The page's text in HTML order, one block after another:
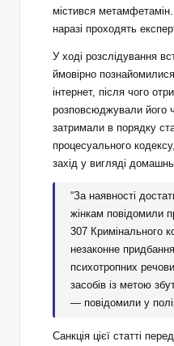
містився
наразі проходять
У ході розслідування
ймовірно
інтернет, після чого
розповсюджували його
затримали в порядку
процесуального
захід у вигляді
“За наявності
жінкам повідомили
307 Кримінального
незаконне
психотропних
засобів із метою
— повідомили у
Санкція цієї статті